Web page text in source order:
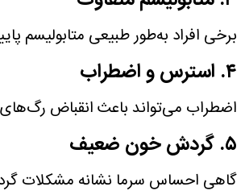
برخی افراد به‌طور طبیعی متابولیسم
۴. استرس و اضطراب
اضطراب می‌تواند باعث انقباض
۵. گردش خون ضعیف
گاهی احساس سرما نشانه مشکلات